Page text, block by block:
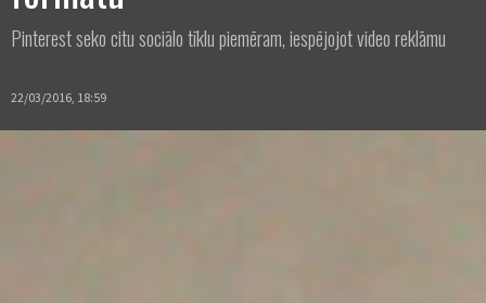
Pinterest seko citu sociālo tīklu piemēram, iespējojot video reklāmu
22/03/2016, 18:59